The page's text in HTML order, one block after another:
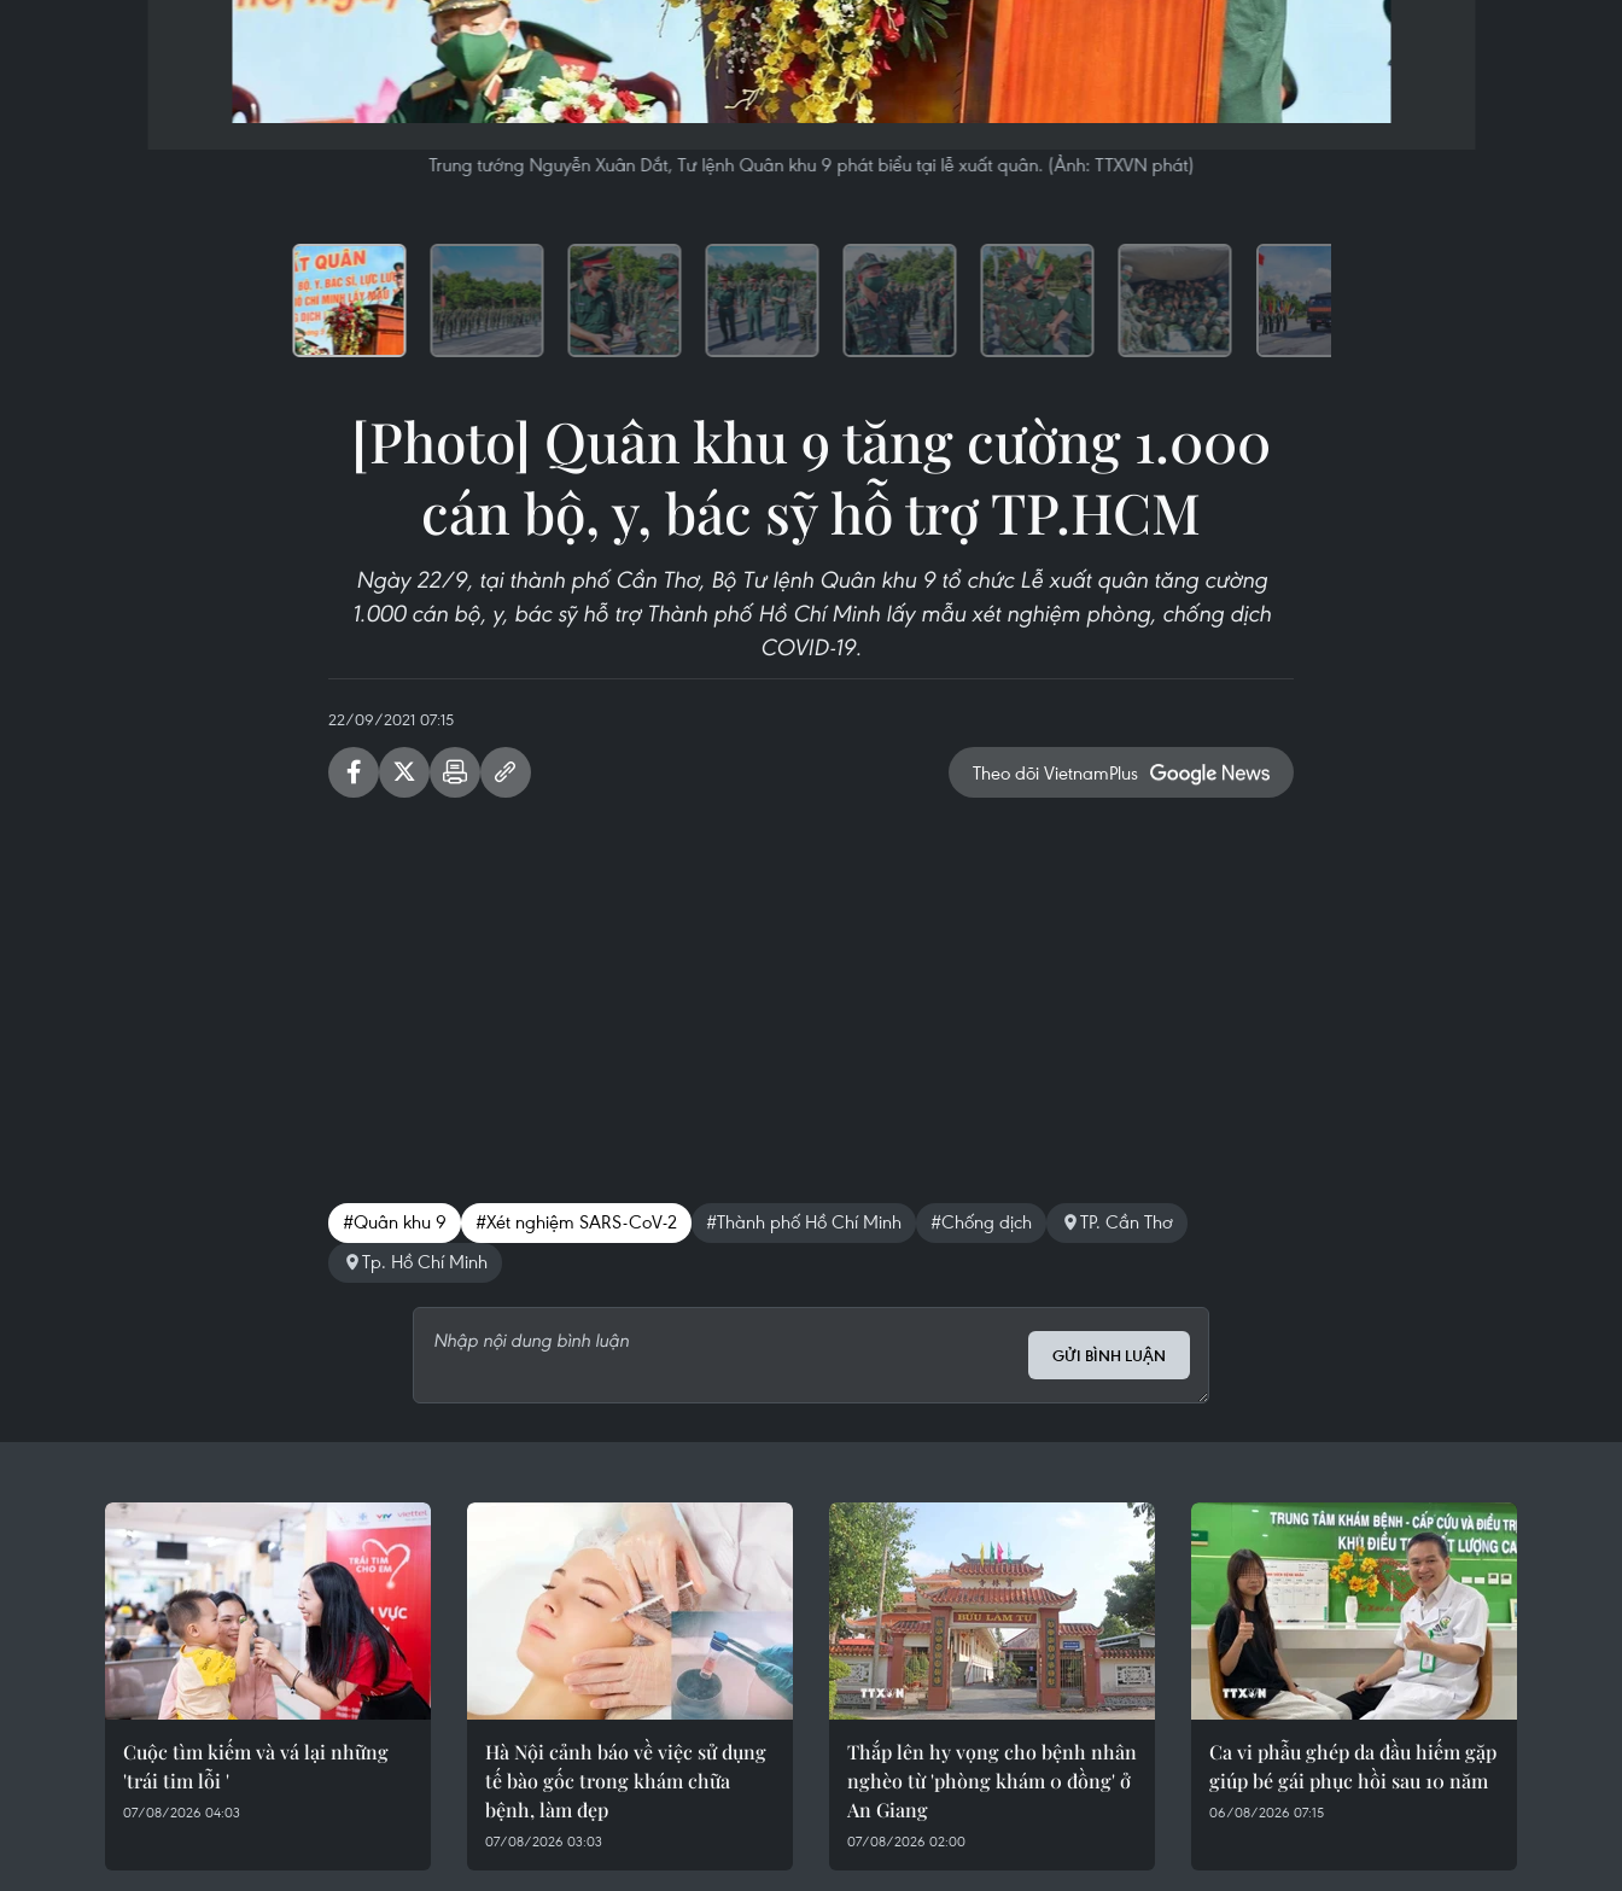
Trung tướng Nguyễn Xuân Dắt, Tư lệnh Quân khu 9 phát biểu tại lễ xuất quân. (Ảnh: TTXVN phát)
[Photo] Quân khu 9 tăng cường 1.000
cán bộ, y, bác sỹ hỗ trợ TP.HCM
Ngày 22/9, tại thành phố Cần Thơ, Bộ Tư lệnh Quân khu 9 tổ chức Lễ xuất quân tăng cường
1.000 cán bộ, y, bác sỹ hỗ trợ Thành phố Hồ Chí Minh lấy mẫu xét nghiệm phòng, chống dịch
COVID-19.
22/09/2021 07:15
Theo dõi VietnamPlus
#Quân khu 9 #Xét nghiệm SARS-CoV-2 #Thành phố Hồ Chí Minh #Chống dịch
TP. Cần Thơ
Tp. Hồ Chí Minh
GỬI BÌNH LUẬN
Cuộc tìm kiếm và vá lại những
'trái tim lỗi '
07/08/2026 04:03
Hà Nội cảnh báo về việc sử dụng
tế bào gốc trong khám chữa
bệnh, làm đẹp
07/08/2026 03:03
Thắp lên hy vọng cho bệnh nhân
nghèo từ 'phòng khám 0 đồng' ở
An Giang
07/08/2026 02:00
Ca vi phẫu ghép da đầu hiếm gặp
giúp bé gái phục hồi sau 10 năm
06/08/2026 07:15